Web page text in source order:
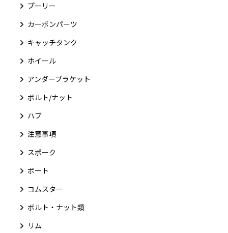
プーリー
カーボンパーツ
キャッチタンク
ホイール
アンダーブラケット
ボルト/ナット
ハブ
注意事項
スポーク
ボート
コムスター
ボルト・ナット類
リム